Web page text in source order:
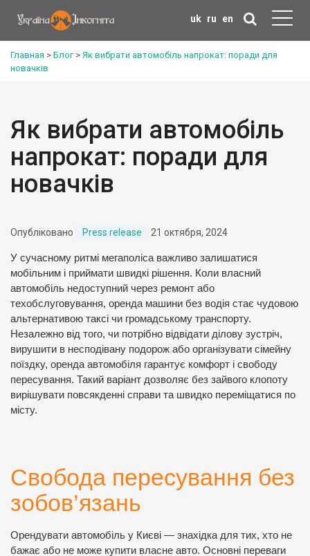
uk ru en
Главная > Блог> Як вибрати автомобіль напрокат: поради для
новачків
Як вибрати автомобіль
напрокат: поради для
новачків
Опубліковано Press release 21 октября, 2024
У сучасному ритмі мегаполіса важливо залишатися
мобільним і приймати швидкі рішення. Коли власний
автомобіль недоступний через ремонт або
техобслуговування, оренда машини без водія стає чудовою
альтернативою таксі чи громадському транспорту.
Незалежно від того, чи потрібно відвідати ділову зустріч,
вирушити в несподівану подорож або організувати сімейну
поїздку, оренда автомобіля гарантує комфорт і свободу
пересування. Такий варіант дозволяє без зайвого клопоту
вирішувати повсякденні справи та швидко переміщатися по
місту.
Свобода пересування без
зобов’язань
Орендувати автомобіль у Києві — знахідка для тих, хто не
бажає або не може купити власне авто. Основні переваги